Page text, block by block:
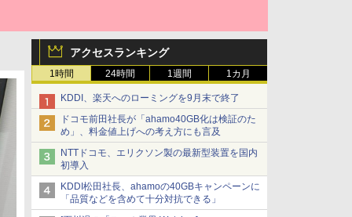
アクセスランキング
1時間 24時間 1週間 1カ月
KDDI、楽天へのローミングを9月末で終了
ドコモ前田社長が「ahamo40GB化は検証のた
め」、料金値上げへの考え方にも言及
NTTドコモ、エリクソン製の最新型装置を国内
初導入
KDDI松田社長、ahamoの40GBキャンペーンに
「品質などを含めて十分対抗できる」